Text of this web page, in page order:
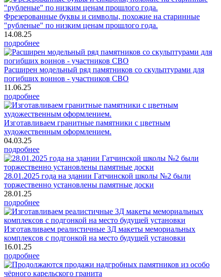
Фрезерованные буквы и символы, похожие на старинные
"рубленые" по низким ценам прошлого года.
14.08.25
подробнее
Расширен модельный ряд памятников со скульптурами для
погибших воинов - участников СВО
11.06.25
подробнее
Изготавливаем гранитные памятники с цветным
художественным оформлением.
04.03.25
подробнее
28.01.2025 года на здании Гатчинской школы №2 были
торжественно установлены памятные доски
28.01.25
подробнее
Изготавливаем реалистичные 3Д макеты мемориальных
комплексов с подгонкой на место будущей установки
16.01.25
подробнее